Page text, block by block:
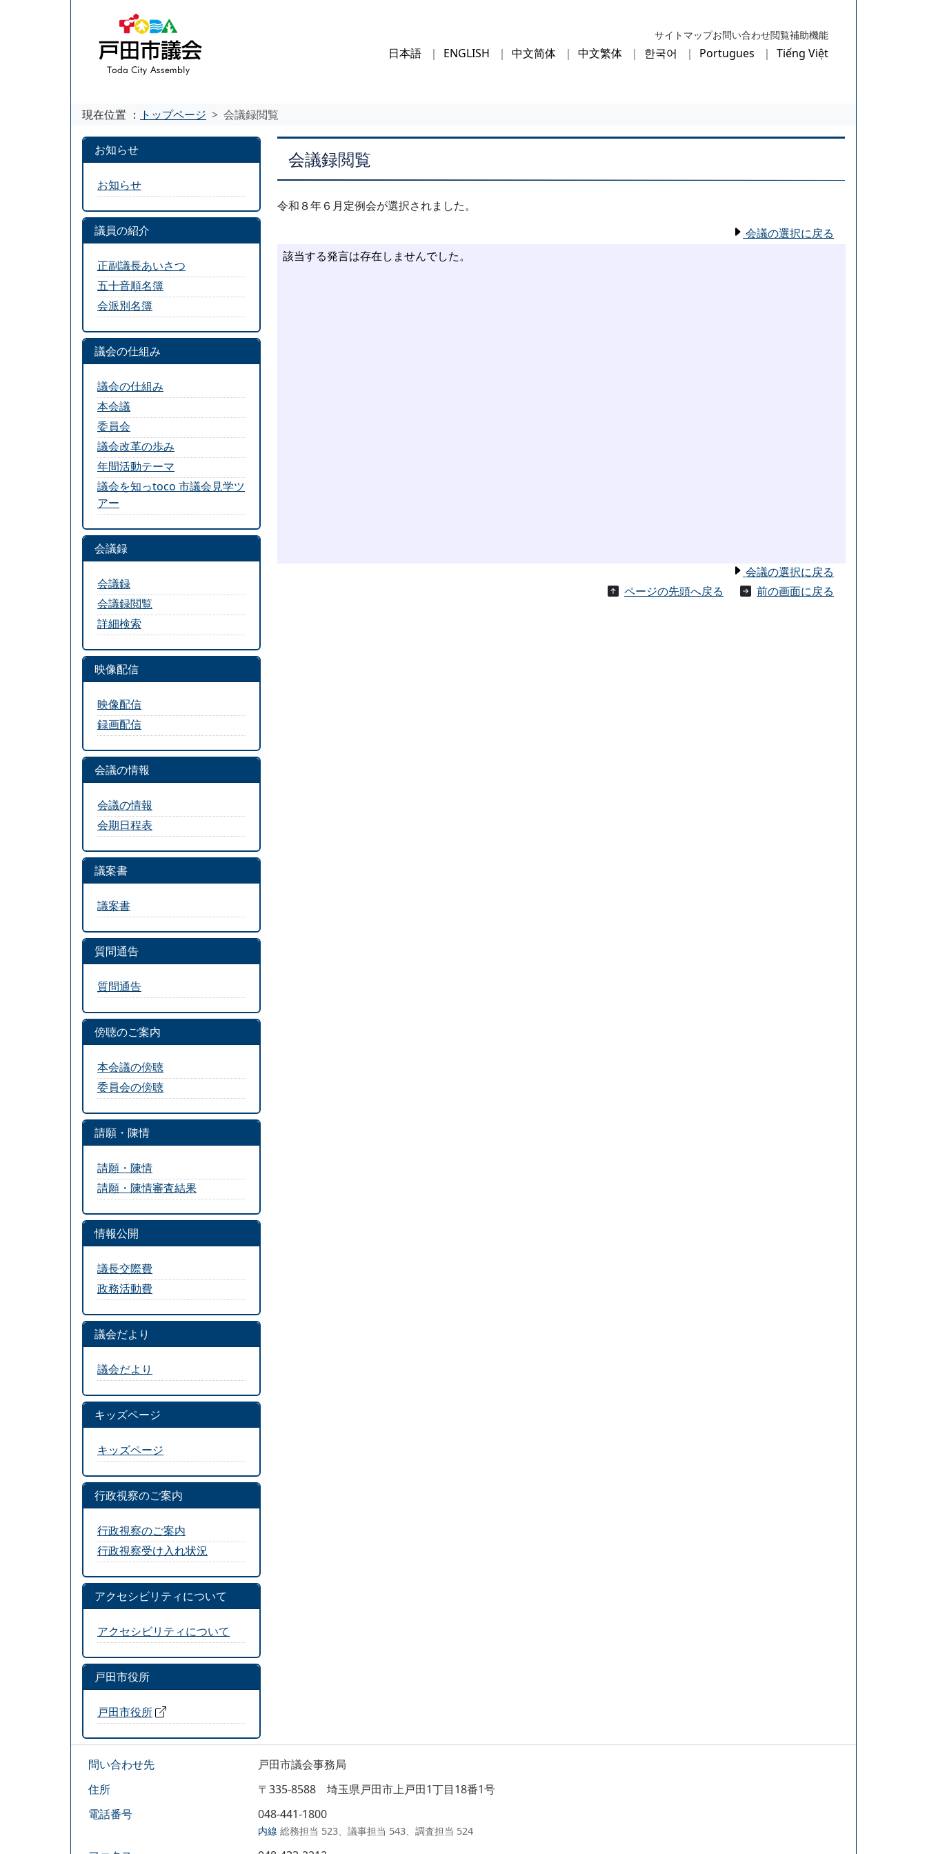
サイトマップお問い合わせ閲覧補助機能
日本語 ENGLISH 中文简体 中文繁体 한국어 Portugues Tiếng Việt
現在位置 ： トップページ 会議録閲覧
会議録閲覧
令和８年６月定例会が選択されました。
会議の選択に戻る
会議の選択に戻る
ページの先頭へ戻る
前の画面に戻る
お知らせ
お知らせ
議員の紹介
正副議長あいさつ
五十音順名簿
会派別名簿
議会の仕組み
議会の仕組み
本会議
委員会
議会改革の歩み
年間活動テーマ
議会を知っtoco 市議会見学ツ
アー
会議録
会議録
会議録閲覧
詳細検索
映像配信
映像配信
録画配信
会議の情報
会議の情報
会期日程表
議案書
議案書
質問通告
質問通告
傍聴のご案内
本会議の傍聴
委員会の傍聴
請願・陳情
請願・陳情
請願・陳情審査結果
情報公開
議長交際費
政務活動費
議会だより
議会だより
キッズページ
キッズページ
行政視察のご案内
行政視察のご案内
行政視察受け入れ状況
アクセシビリティについて
アクセシビリティについて
戸田市役所
戸田市役所
問い合わせ先
戸田市議会事務局
住所
〒335-8588 埼玉県戸田市上戸田1丁目18番1号
電話番号
048-441-1800
内線 総務担当 523、議事担当 543、調査担当 524